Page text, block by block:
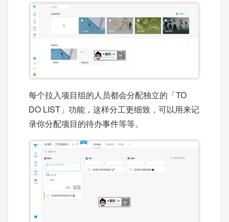
每个拉入项目组的人员都会分配独立的「TO
DO LIST」功能，这样分工更细致，可以用来记
录你分配项目的待办事件等等。